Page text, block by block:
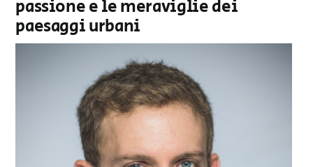
passione e le meraviglie dei
paesaggi urbani